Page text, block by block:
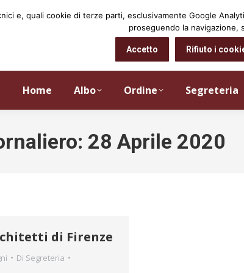
Home Albo Ordine Segreteria
28 Aprile 2020
di Firenze
Di Segreteria
e, quali cookie di terze parti, esclusivamente Google
proseguendo la navigazione,
Accetto Rifiuto i